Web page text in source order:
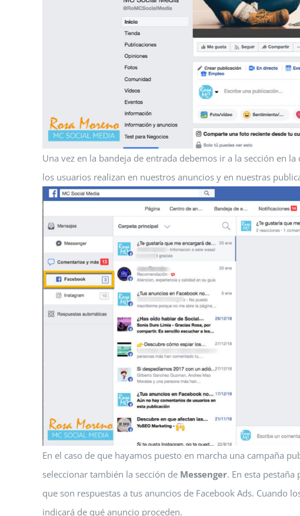
Una vez en la bandeja de entrada debemos ir a la sección en
los usuarios realizan en nuestros anuncios y en nuestras
En el caso de que hayamos puesto en marcha una campaña
seleccionar también la sección de Messenger. En esta
que son respuestas a tus anuncios de Facebook Ads. Cuando
indicará de qué anuncio proceden.